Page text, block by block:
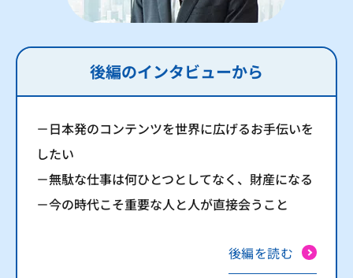
後編のインタビューから
－日本発のコンテンツを世界に広げるお手伝いを
したい
－無駄な仕事は何ひとつとしてなく、財産になる
－今の時代こそ重要な人と人が直接会うこと
後編を読む